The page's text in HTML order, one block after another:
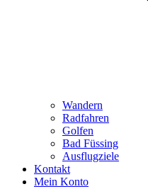
Wandern
Radfahren
Golfen
Bad Füssing
Ausflugziele
Kontakt
Mein Konto